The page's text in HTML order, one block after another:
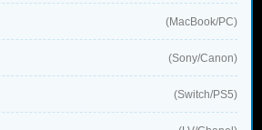
(MacBook/PC)
(Sony/Canon)
(Switch/PS5)